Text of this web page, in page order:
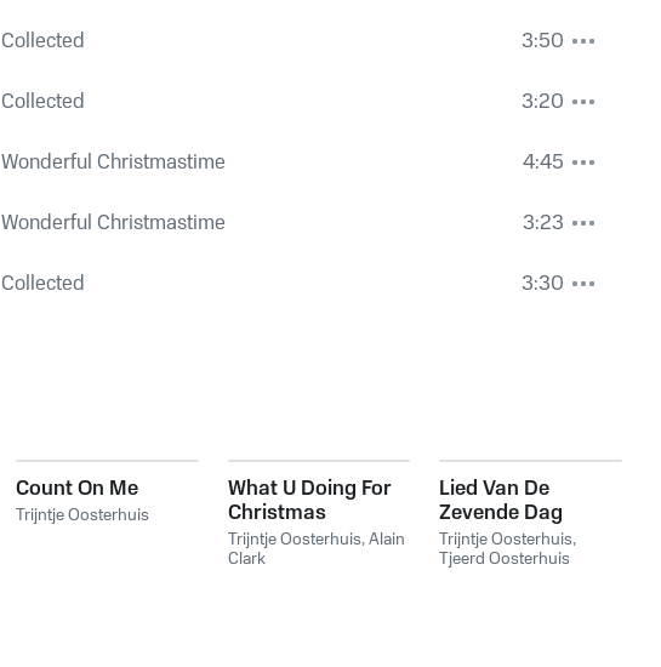
Collected
3:50
Collected
3:20
Wonderful Christmastime
4:45
Wonderful Christmastime
3:23
Collected 3:30
Count On Me
Trijntje Oosterhuis
What U Doing For
Christmas
Trijntje Oosterhuis,Alain
Clark
Lied Van De
Zevende Dag
Trijntje Oosterhuis,
Tjeerd Oosterhuis